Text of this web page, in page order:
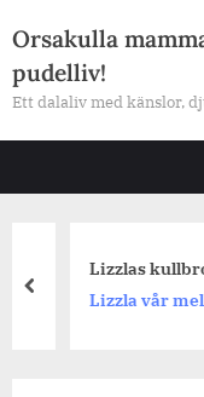
to
content
Orsakulla
pudelliv!
Ett dalaliv med känslor,
Lizzlas kullbror
Lizzla vår
prev